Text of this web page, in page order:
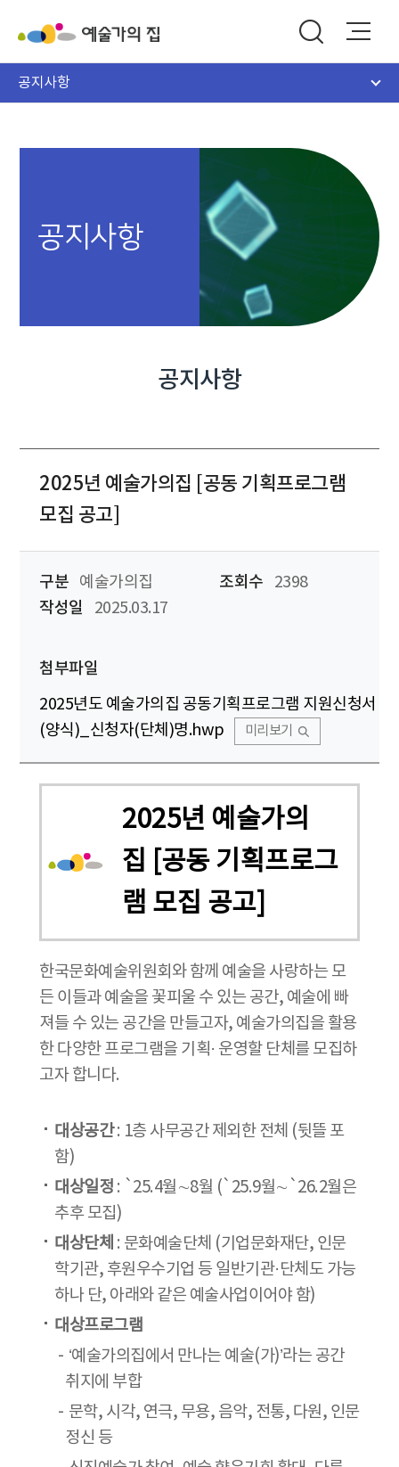
공지사항
공지사항
공지사항
2025년 예술가의집 [공동 기획프로그램
모집 공고]
구분 예술가의집 조회수
2398
작성일
2025.03.17
첨부파일
2025년도 예술가의집 공동기획프로그램 지원신청서
(양식)_신청자(단체)명.hwp
미리보기
2025년 예술가의
집 [공동 기획프로그
램 모집 공고]
한국문화예술위원회와 함께 예술을 사랑하는 모
든 이들과 예술을 꽃피울 수 있는 공간, 예술에 빠
져들 수 있는 공간을 만들고자, 예술가의집을 활용
한 다양한 프로그램을 기획· 운영할 단체를 모집하
고자 합니다.
대상공간: 1층 사무공간 제외한 전체 (뒷뜰 포
함)
대상일정 : `25.4월∼8월 (`25.9월∼`26.2월은
추후 모집)
대상단체 : 문화예술단체 (기업문화재단, 인문
학기관, 후원우수기업 등 일반기관·단체도 가능
하나 단, 아래와 같은 예술사업이어야 함)
대상프로그램
‘예술가의집에서 만나는 예술(가)’라는 공간
취지에 부합
문학, 시각, 연극, 무용, 음악, 전통, 다원, 인문
정신 등